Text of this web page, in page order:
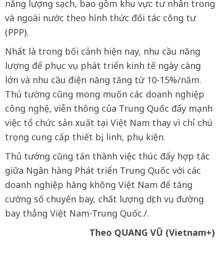
năng lượng sạch, bao gồm khu vực tư nhân trong
và ngoài nước theo hình thức đối tác công tư
(PPP).
Nhất là trong bối cảnh hiện nay, nhu cầu năng
lượng để phục vụ phát triển kinh tế ngày càng
lớn và nhu cầu điện năng tăng từ 10-15%/năm.
Thủ tướng cũng mong muốn các doanh nghiệp
công nghệ, viễn thông của Trung Quốc đẩy mạnh
việc tổ chức sản xuất tại Việt Nam thay vì chỉ chú
trọng cung cấp thiết bị, linh, phụ kiện.
Thủ tướng cũng tán thành việc thúc đẩy hợp tác
giữa Ngân hàng Phát triển Trung Quốc với các
doanh nghiệp hàng không Việt Nam để tăng
cường số chuyến bay, chất lượng dịch vụ đường
bay thẳng Việt Nam-Trung Quốc./.
Theo QUANG VŨ (Vietnam+)